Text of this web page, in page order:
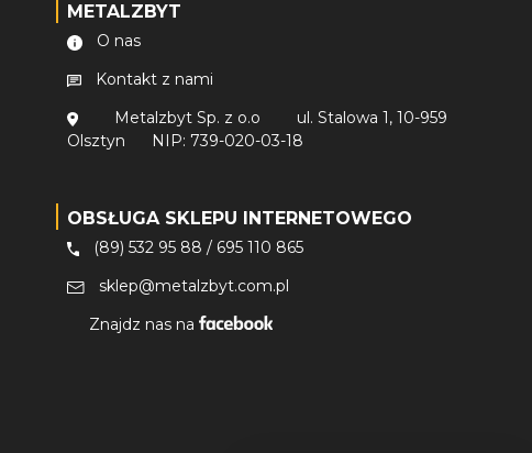
METALZBYT
O nas
Kontakt z nami
Metalzbyt Sp. z o.o
ul. Stalowa 1, 10-959
Olsztyn
NIP: 739-020-03-18
OBSŁUGA SKLEPU INTERNETOWEGO
(89) 532 95 88 / 695 110 865
sklep@metalzbyt.com.pl
Znajdz nas na